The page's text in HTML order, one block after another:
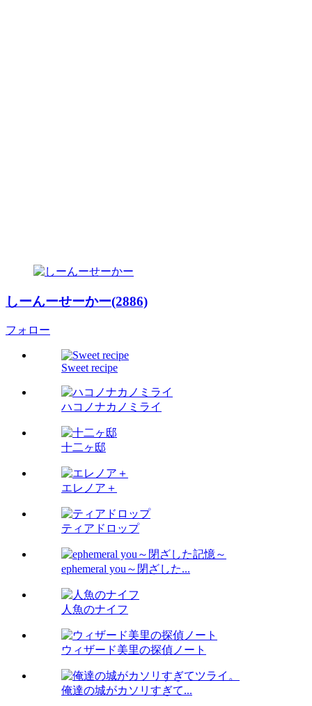
しーんーせーかー(2886)
フォロー
Sweet recipe
ハコノナカノミライ
十二ヶ邸
エレノア＋
ティアドロップ
ephemeral you～閉ざした...
人魚のナイフ
ウィザード美里の探偵ノート
俺達の城がカソリすぎて...